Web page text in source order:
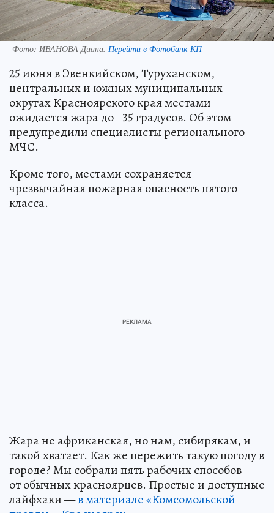
Фото: ИВАНОВА Диана. Перейти в Фотобанк КП
25 июня в Эвенкийском, Туруханском,
центральных и южных муниципальных
округах Красноярского края местами
ожидается жара до +35 градусов. Об этом
предупредили специалисты регионального
МЧС.
Кроме того, местами сохраняется
чрезвычайная пожарная опасность пятого
класса.
Жара не африканская, но нам, сибирякам, и
такой хватает. Как же пережить такую погоду в
городе? Мы собрали пять рабочих способов —
от обычных красноярцев. Простые и доступные
лайфхаки —в материале «Комсомольской